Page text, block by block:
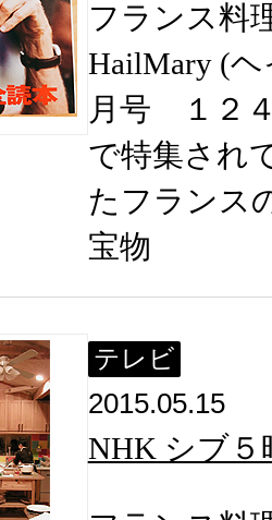
フランス料
HailMary (
月号 １２
で特集され
たフランス
宝物
テレビ
2015.05.15
NHK シブ５